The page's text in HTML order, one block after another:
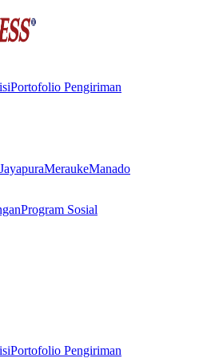
Portofolio Pengiriman
JayapuraMeraukeManado
Program Sosial
Portofolio Pengiriman